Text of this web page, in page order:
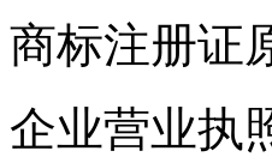
商标注册证
企业营业执